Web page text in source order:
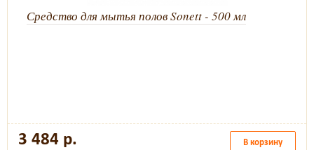
Средство для мытья полов Sonett - 500 мл
3 484 р. В корзину